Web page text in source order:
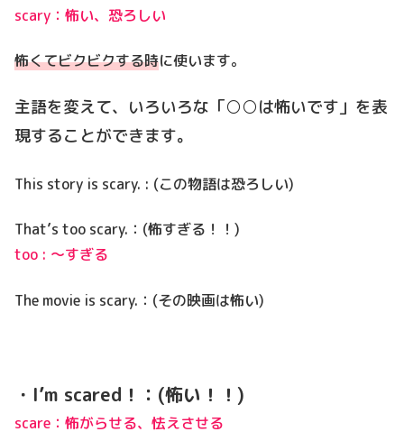
scary：怖い、恐ろしい
怖くてビクビクする時に使います。
主語を変えて、いろいろな「○○は怖いです」を表
現することができます。
This story is scary. : (この物語は恐ろしい)
That’s too scary.：(怖すぎる！！)
too : ～すぎる
The movie is scary.：(その映画は怖い)
・I’m scared！：(怖い！！)
scare：怖がらせる、怯えさせる